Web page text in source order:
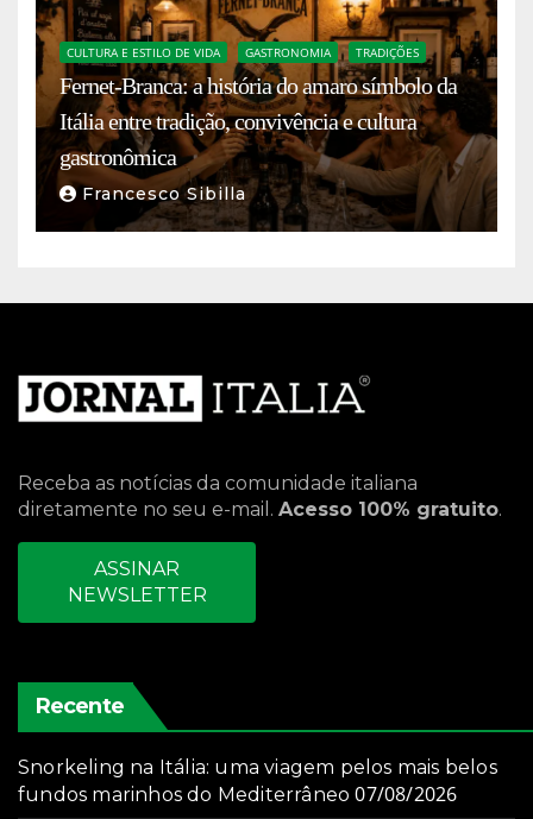
CULTURA E ESTILO DE VIDA GASTRONOMIA TRADIÇÕES
Fernet-Branca: a história do amaro símbolo da
Itália entre tradição, convivência e cultura
gastronômica
Francesco Sibilla
Receba as notícias da comunidade italiana
diretamente no seu e-mail. Acesso 100% gratuito.
ASSINAR
NEWSLETTER
Recente
Snorkeling na Itália: uma viagem pelos mais belos
fundos marinhos do Mediterrâneo 07/08/2026